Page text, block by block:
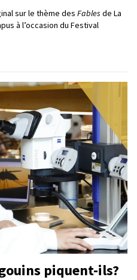
sur le thème des Fables de La
à l’occasion du Festival
piquent-ils?